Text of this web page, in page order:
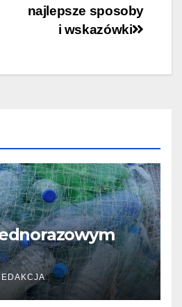
najlepsze sposoby
i wskazówki